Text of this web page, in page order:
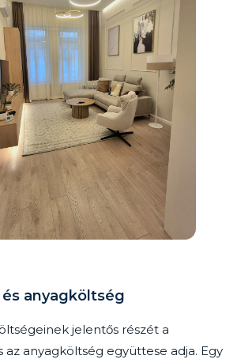
anyagköltség
jelentős részét a
az anyagköltség együttese adja. Egy